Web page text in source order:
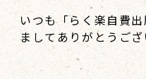
いつも「らく楽自費
ましてありがとうござ